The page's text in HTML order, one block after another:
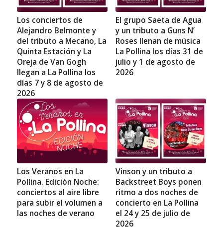
Los conciertos de
Alejandro Belmonte y
del tributo a Mecano, La
Quinta Estación y La
Oreja de Van Gogh
llegan a La Pollina los
días 7 y 8 de agosto de
2026
El grupo Saeta de Agua
y un tributo a Guns N’
Roses llenan de música
La Pollina los días 31 de
julio y 1 de agosto de
2026
Los Veranos en La
Pollina. Edición Noche:
conciertos al aire libre
para subir el volumen a
las noches de verano
Vinson y un tributo a
Backstreet Boys ponen
ritmo a dos noches de
concierto en La Pollina
el 24 y 25 de julio de
2026